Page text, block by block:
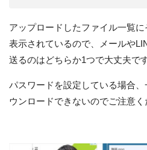
アップロードしたファイル一覧
表示されているので、メールや
送るのはどちらか1つで大丈夫です
パスワードを設定している場合
ウンロードできないのでご注意く